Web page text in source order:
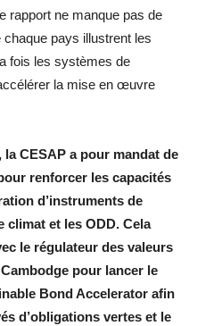
rapport ne manque pas de
pays illustrent les
fois les systèmes de
la mise en œuvre
CESAP a pour mandat de
renforcer les capacités
d’instruments de
et les ODD. Cela
le régulateur des valeurs
pour lancer le
Bond Accelerator afin
d’obligations vertes et le